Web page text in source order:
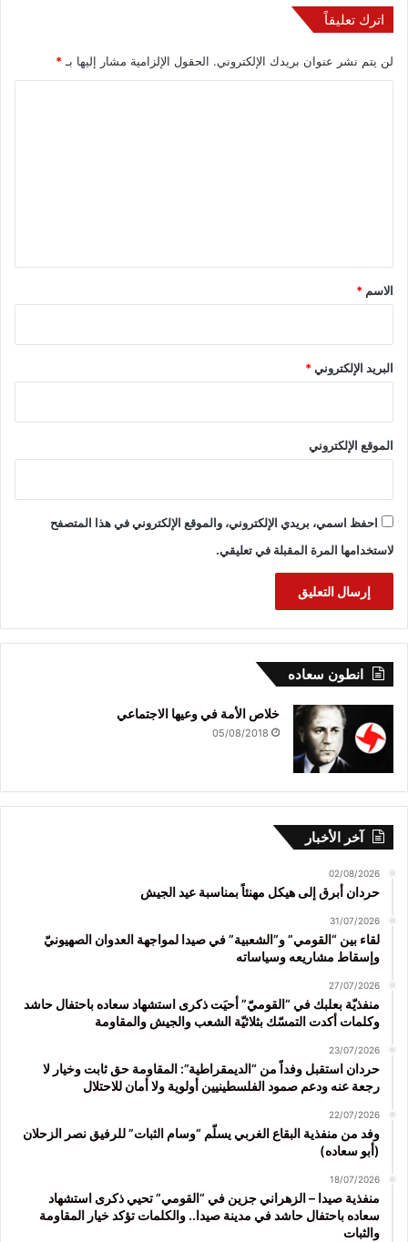
اترك تعليقاً
لن يتم نشر عنوان بريدك الإلكتروني. الحقول الإلزامية مشار إليها بـ*
*
الاسم *
البريد الإلكتروني*
الموقع الإلكتروني
احفظ اسمي، بريدي الإلكتروني، والموقع الإلكتروني في هذا المتصفح
لاستخدامها المرة المقبلة في تعليقي.
انطون سعاده
خلاص الأمة في وعيها الاجتماعي
05/08/2018
آخر الأخبار
02/08/2026
حردان أبرق إلى هيكل مهنئاً بمناسبة عيد الجيش
31/07/2026
لقاء بين “القومي” و”الشعبية” في صيدا لمواجهة العدوان الصهيونيّ
وإسقاط مشاريعه وسياساته
27/07/2026
منفذيّة بعلبك في “القوميّ” أحيَت ذكرى استشهاد سعاده باحتفال حاشد
وكلمات أكدت التمسّك بثلاثيّة الشعب والجيش والمقاومة
23/07/2026
حردان استقبل وفداً من “الديمقراطية”: المقاومة حق ثابت وخيار لا
رجعة عنه ودعم صمود الفلسطينيين أولوية ولا أمان للاحتلال
22/07/2026
وفد من منفذية البقاع الغربي يسلّم “وسام الثبات” للرفيق نصر الزحلان
(أبو سعاده)
18/07/2026
منفذية صيدا – الزهراني جزين في “القومي” تحيي ذكرى استشهاد
سعاده باحتفال حاشد في مدينة صيدا.. والكلمات تؤكد خيار المقاومة
والثبات